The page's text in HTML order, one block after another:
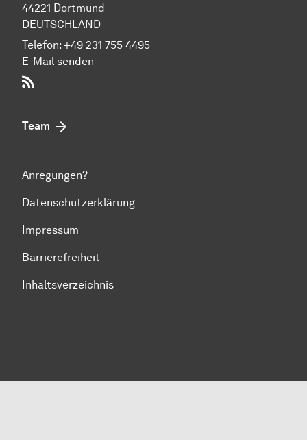
44221 Dort­mund
DEUTSCHLAND
Telefon: +49 231 755 4495
E-Mail senden
Team
Anregungen?
Datenschutzerklärung
Impressum
Barrierefreiheit
Inhaltsverzeichnis